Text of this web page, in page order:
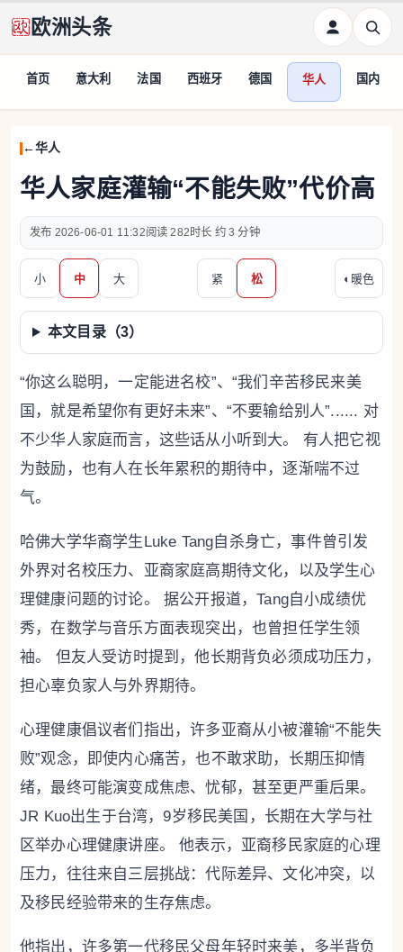
欧洲头条
首页 意大利 法国 西班牙 德国 华人 国内
华人
华人家庭灌输“不能失败”代价高
2026-06-01 11:32 282 约 3 分钟
小 中 大 紧 松 ◐ 暖色
本文目录（3）
“你这么聪明，一定能进名校”、“我们辛苦移民来美
国，就是希望你有更好未来”、“不要输给别人”...... 对
不少华人家庭而言，这些话从小听到大。 有人把它视
为鼓励，也有人在长年累积的期待中，逐渐喘不过
气。
哈佛大学华裔学生Luke Tang自杀身亡，事件曾引发
外界对名校压力、亚裔家庭高期待文化，以及学生心
理健康问题的讨论。 据公开报道，Tang自小成绩优
秀，在数学与音乐方面表现突出，也曾担任学生领
袖。 但友人受访时提到，他长期背负必须成功压力，
担心辜负家人与外界期待。
心理健康倡议者们指出，许多亚裔从小被灌输“不能失
败”观念，即使内心痛苦，也不敢求助，长期压抑情
绪，最终可能演变成焦虑、忧郁，甚至更严重后果。
JR Kuo出生于台湾，9岁移民美国，长期在大学与社
区举办心理健康讲座。 他表示，亚裔移民家庭的心理
压力，往往来自三层挑战：代际差异、文化冲突，以
及移民经验带来的生存焦虑。
他指出，许多第一代移民父母年轻时来美，多半背负